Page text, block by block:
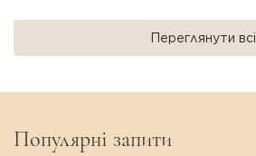
Переглянути всі
Популярні запити